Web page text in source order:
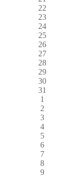
22
23
24
25
26
27
28
29
30
31
1
2
3
4
5
6
7
8
9